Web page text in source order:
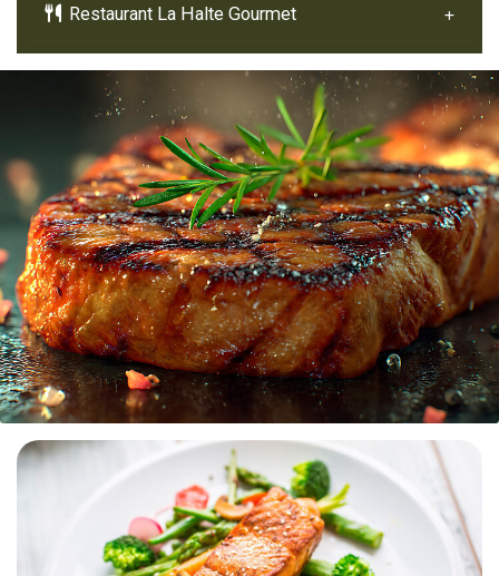
Restaurant La Halte Gourmet